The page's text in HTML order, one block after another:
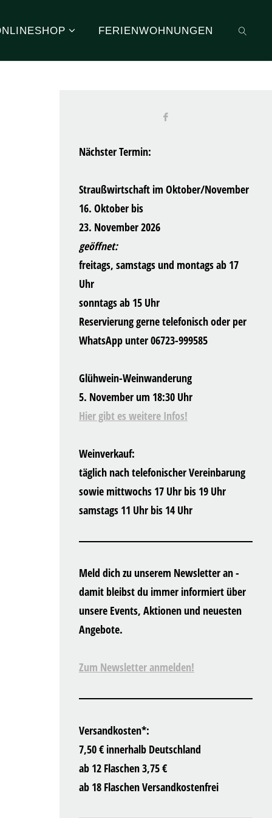
FERIENWOHNUNGEN
Nächster Termin:
Straußwirtschaft im Oktober/November
16. Oktober bis
23. November 2026
geöffnet:
freitags, samstags und montags ab 17
Uhr
sonntags ab 15 Uhr
Reservierung gerne telefonisch oder per
WhatsApp unter 06723-999585
Glühwein-Weinwanderung
5. November um 18:30 Uhr
Hier gibt es weitere Infos!
Weinverkauf:
täglich nach telefonischer Vereinbarung
sowie mittwochs 17 Uhr bis 19 Uhr
samstags 11 Uhr bis 14 Uhr
Meld dich zu unserem Newsletter an -
damit bleibst du immer informiert über
unsere Events, Aktionen und neuesten
Angebote.
Zum Newsletter anmelden!
Versandkosten*:
7,50 € innerhalb Deutschland
ab 12 Flaschen 3,75 €
ab 18 Flaschen Versandkostenfrei